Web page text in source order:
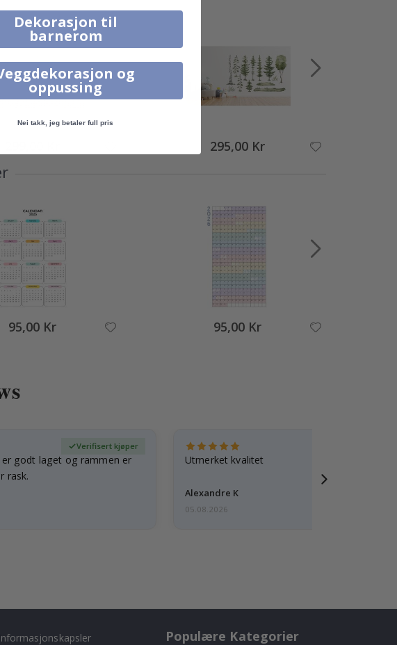
295,00 Kr
95,00 Kr 95,00 Kr
godt laget og rammen er
rask.
Verifisert kjøper
Utmerket kvalitet
Alexandre K
05.08.2026
Informasjonskapsler
Populære Kategorier
Dekorasjon til
barnerom
og
oppussing
Nei takk, jeg betaler full pris